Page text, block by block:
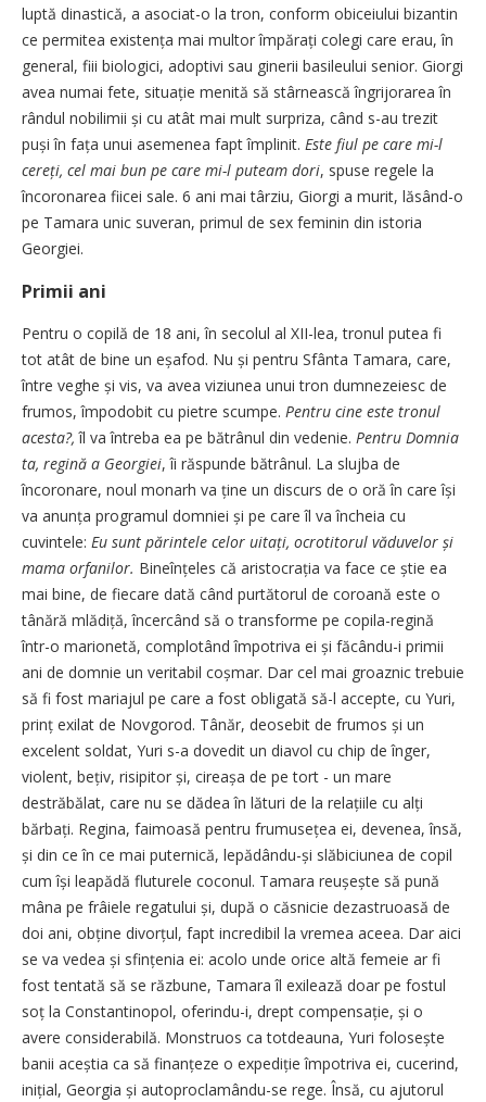
luptă dinastică, a asociat-o la tron, conform obiceiului bizantin
ce permitea existența mai multor împărați colegi care erau, în
general, fiii biologici, adoptivi sau ginerii basileului senior. Giorgi
avea numai fete, situație menită să stârnească îngrijorarea în
rândul nobilimii și cu atât mai mult surpriza, când s-au trezit
puși în fața unui asemenea fapt împlinit. Este fiul pe care mi-l
cereți, cel mai bun pe care mi-l puteam dori, spuse regele la
încoronarea fiicei sale. 6 ani mai târziu, Giorgi a murit, lăsând-o
pe Tamara unic suveran, primul de sex feminin din istoria
Georgiei.
Primii ani
Pentru o copilă de 18 ani, în secolul al XII-lea, tronul putea fi
tot atât de bine un eșafod. Nu și pentru Sfânta Tamara, care,
între ­veghe și vis, va avea viziunea unui tron dumnezeiesc de
frumos, ­împodobit cu pietre scumpe. Pentru cine este tronul
acesta?, îl va întreba ea pe bătrânul din vedenie. Pentru Domnia
ta, regină a Georgiei, îi răspunde bătrânul. La slujba de
încoronare, noul monarh va ține un discurs de o oră în care își
va anunța programul domniei și pe care îl va încheia cu
cuvintele: Eu sunt părintele celor uitați, ocrotitorul văduvelor și
mama orfanilor. Bineînțeles că aristocrația va face ce știe ea
mai bine, de fiecare dată când purtătorul de coroană este o
tânără mlădiță, încercând să o transforme pe copila-regină
într-o marionetă, complotând împotriva ei și făcându-i primii
ani de domnie un veritabil coșmar. Dar cel mai groaznic trebuie
să fi fost mariajul pe care a fost obligată să-l accepte, cu Yuri,
prinț exilat de Novgorod. Tânăr, deosebit de frumos și un
excelent soldat, Yuri s-a dovedit un diavol cu chip de înger,
violent, bețiv, risipitor și, cireașa de pe tort - un mare
destrăbălat, care nu se dădea în lături de la relațiile cu alți
bărbați. Regina, faimoasă pentru frumusețea ei, devenea, însă,
și din ce în ce mai puternică, lepădându-și slăbiciunea de copil
cum își leapădă fluturele coconul. Tamara reușește să pună
mâna pe frâiele regatului și, după o căsnicie dezastruoasă de
doi ani, obține divorțul, fapt incredibil la vremea aceea. Dar aici
se va vedea și sfințenia ei: acolo unde orice altă femeie ar fi
fost tentată să se răzbune, Tamara îl exilează doar pe fostul
soț la Constantinopol, oferindu-i, drept com­pensație, și o
avere considerabilă. Monstruos ca totdeauna, Yuri fo­losește
banii aceștia ca să fi­nan­țeze o expediție împotriva ei, cuce­rind,
inițial, Georgia și autoproclamându-se rege. Însă, cu ajutorul